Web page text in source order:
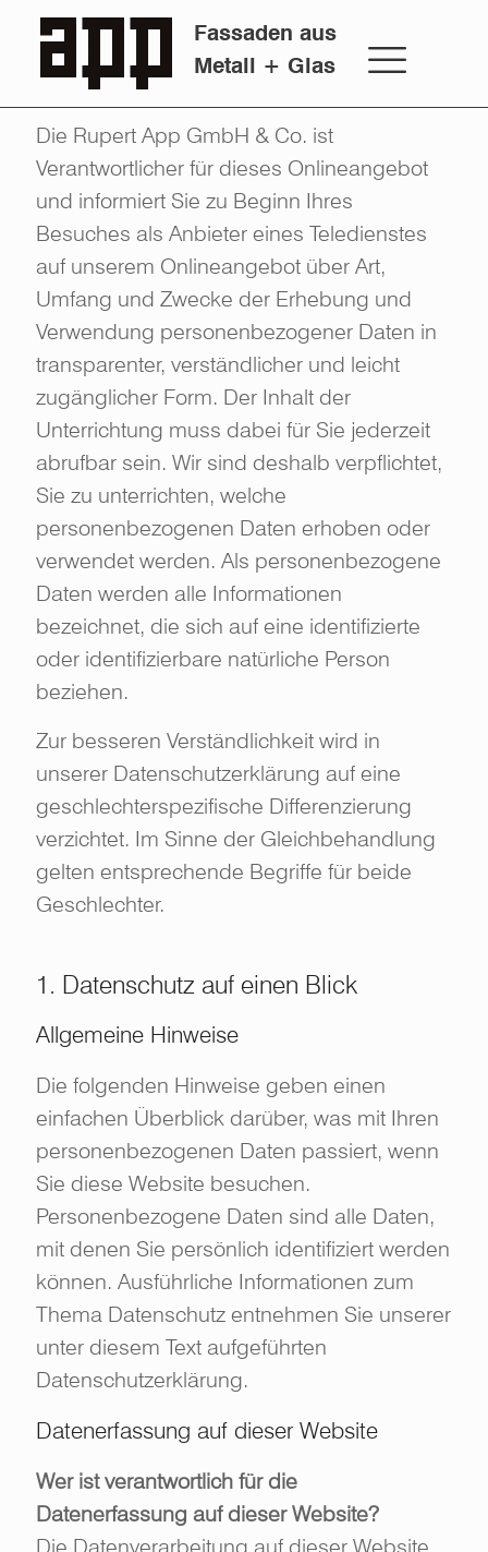
Fassaden aus
Metall + Glas
Datenschutzerklärung
Die Rupert App GmbH & Co. ist
Verantwortlicher für dieses Onlineangebot
und informiert Sie zu Beginn Ihres
Besuches als Anbieter eines Teledienstes
auf unserem Onlineangebot über Art,
Umfang und Zwecke der Erhebung und
Verwendung personenbezogener Daten in
transparenter, verständlicher und leicht
zugänglicher Form. Der Inhalt der
Unterrichtung muss dabei für Sie jederzeit
abrufbar sein. Wir sind deshalb verpflichtet,
Sie zu unterrichten, welche
personenbezogenen Daten erhoben oder
verwendet werden. Als personenbezogene
Daten werden alle Informationen
bezeichnet, die sich auf eine identifizierte
oder identifizierbare natürliche Person
beziehen.
Zur besseren Verständlichkeit wird in
unserer Datenschutzerklärung auf eine
geschlechterspezifische Differenzierung
verzichtet. Im Sinne der Gleichbehandlung
gelten entsprechende Begriffe für beide
Geschlechter.
1. Datenschutz auf einen Blick
Allgemeine Hinweise
Die folgenden Hinweise geben einen
einfachen Überblick darüber, was mit Ihren
personenbezogenen Daten passiert, wenn
Sie diese Website besuchen.
Personenbezogene Daten sind alle Daten,
mit denen Sie persönlich identifiziert werden
können. Ausführliche Informationen zum
Thema Datenschutz entnehmen Sie unserer
unter diesem Text aufgeführten
Datenschutzerklärung.
Datenerfassung auf dieser Website
Wer ist verantwortlich für die
Datenerfassung auf dieser Website?
Die Datenverarbeitung auf dieser Website